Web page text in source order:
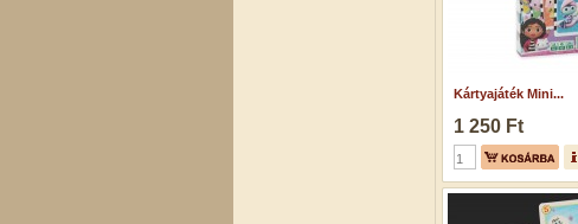
Kártyajáték Mini...
1 250 Ft